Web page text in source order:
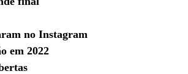
no Instagram
em 2022